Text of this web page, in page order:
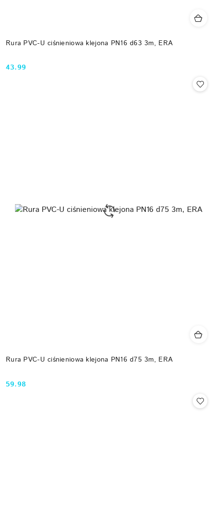
Rura PVC-U ciśnieniowa klejona PN16 d63 3m, ERA
Cena:
43.99
Rura PVC-U ciśnieniowa klejona PN16 d75 3m, ERA
Cena:
59.98